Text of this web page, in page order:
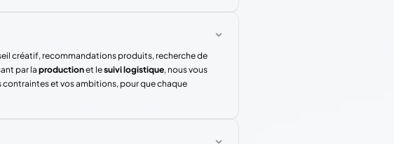
créatif, recommandations produits, recherche de
par la productionet lesuivi logistique, nous vous
et vos ambitions, pour que chaque